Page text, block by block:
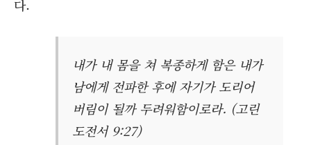
다.
내가 내 몸을 쳐 복종하게 함은 내가
남에게 전파한 후에 자기가 도리어
버림이 될까 두려워함이로라. (고린
도전서 9:27)